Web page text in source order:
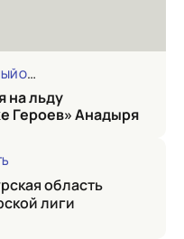
Героев» Анадыря
область
лиги